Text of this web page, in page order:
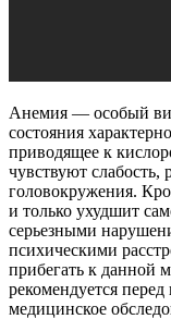
Анемия — особый
состояния
приводящее к
чувствуют слабость,
головокружения.
и только ухудшит
серьезными
психическими
прибегать к данной
рекомендуется
медицинское